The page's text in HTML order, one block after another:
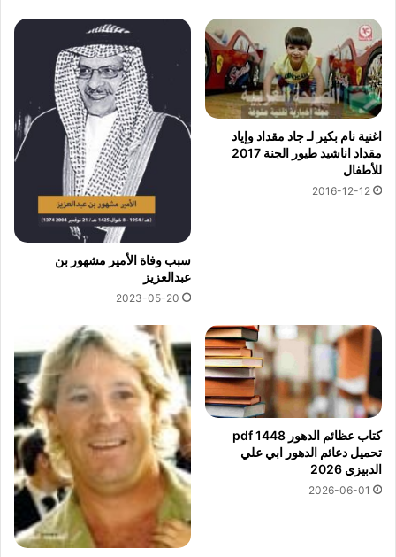
اغنية نام بكير لـ جاد مقداد وإياد
مقداد اناشيد طيور الجنة 2017
للأطفال
2016-12-12
سبب وفاة الأمير مشهور بن
عبدالعزيز
2023-05-20
كتاب عظائم الدهور pdf 1448
تحميل دعائم الدهور ابي علي
الدبيزي 2026
2026-06-01